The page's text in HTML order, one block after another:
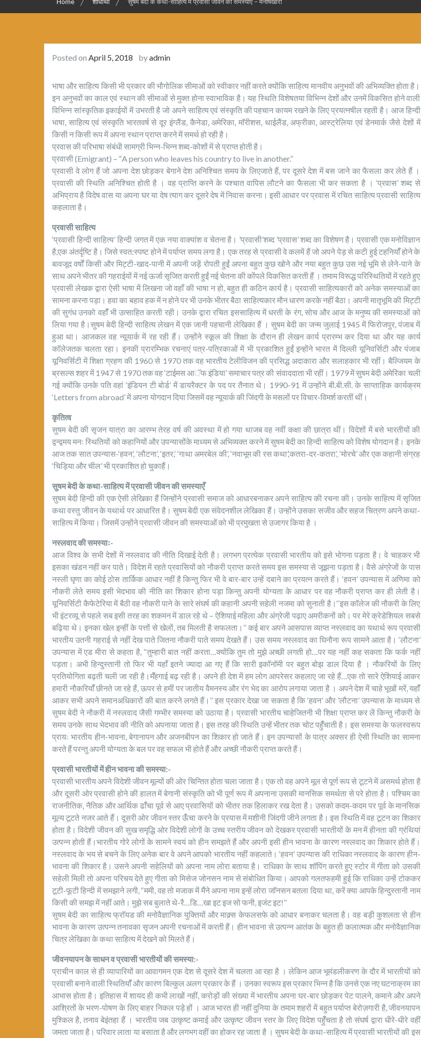
Home शोधार्थी सुषम बेदी के कथा-साहित्य में प्रवासी जीवन की समस्याएँ – मनीषखारी
Posted on April 5, 2018 byadmin
भाषा और साहित्य किसी भी प्रकार की भौगोलिक सीमाओं को स्वीकार नहीं करते क्योंकि साहित्य मानवीय अनुभवों की अभिव्यक्ति होता है।
इन अनुभवों का काल एवं स्थान की सीमाओं से मुक्त होना स्वाभाविक है। यह स्थिति विशेषतया विभिन्न देशों और उनमें विकसित होने वाली
विभिन्न सांस्कृतिक इकाईयों में उभरती है जो अपने साहित्य एवं संस्कृति की पहचान कायम रखने के लिए प्रयत्नषील रहती है। आज हिन्दी
भाषा, साहित्य एवं संस्कृति भारतवर्ष से दूर इंग्लैंड, कैनेडा, अमेरिका, माॅरीशस, थाईलैंड, अफ्रीका, आस्ट्रेलिया एवं डेनमार्क जैसे देशों में
किसी न किसी रूप में अपना स्थान प्राप्त करने में समर्थ हो रही है।
प्रवास की परिभाषा संबंधी सामग्री भिन्न-भिन्न शब्द-कोशों में से प्राप्त होती है।
प्रवासी (Emigrant) – “A person who leaves his country to live in another.”
प्रवासी वे लोग हैं जो अपना देश छोड़कर बेगाने देश अनिश्चित समय के लिएजाते हैं, पर दूसरे देश में बस जाने का फैसला कर लेते हैं ।
प्रवासी की स्थिति अनिश्चित होती है । वह प्राप्ति करने के पश्चात वापिस लौटने का फैसला भी कर सकता है । ‘प्रवास’ शब्द से
अभिप्राय है विदेष वास या अपना घर या देष त्याग कर दूसरे देष में निवास करना। इसी आधार पर प्रवास में रचित साहित्य प्रवासी साहित्य
कहलाता है।
प्रवासी साहित्य
‘प्रवासी हिन्दी साहित्य’ हिन्दी जगत में एक नया वाक्यांश व चेतना है। ’प्रवासी’शब्द ’प्रवास’ शब्द का विशेषण है। प्रवासी एक मनोविज्ञान
है,एक अंतर्दृष्टि है। जिसे स्वत:स्पष्ट होने में पर्याप्त समय लगा है। एक तरह से प्रवासी वे कलमें हैं जो अपने पेड़ से कटी हुई टहनियाॅँ होने के
बावजूद वर्षों किसी और मिट्टी-खाद-पानी में अपनी जड़ें रोपती हुईं अपना बहुत कुछ खोने और नया बहुत कुछ उस नई भूमि से लेने-पाने के
साथ अपने भीतर की गहराईयों में नई ऊर्जा सृजित करती हुईं नई चेतना की कोंपले विकसित करती हैं । तमाम विरूद्ध परिस्थितियों में रहते हुए
प्रवासी लेखक द्वारा ऐसी भाषा में लिखना जो वहाँ की भाषा न हो, बहुत ही कठिन कार्य है। प्रवासी साहित्यकारों को अनेक समस्याओं का
सामना करना पड़ा। हवा का बहाव हक में न होने पर भी उनके भीतर बैठा साहित्यकार मौन धारण करके नहीं बैठा। अपनी मातृभूमि की मिट्टी
की सुगंध उनको वहाॅँ भी उत्साहित करती रही। उनके द्वारा रचित इससाहित्य में धरती के रंग, सोच और आज के मनुष्य की समस्याओं को
लिया गया है।सुषम बेदी हिन्दी साहित्य लेखन में एक जानी पहचानी लेखिका हैं । सुषम बेदी का जन्म जुलाई 1945 में फिरोजपुर, पंजाब में
हुआ था। आजकल वह न्यूयार्क में रह रही हैं। उन्होंने स्कूल की शिक्षा के दौरान ही लेखन कार्य प्रारम्भ कर दिया था और यह कार्य
काॅलेजतक चलता रहा। इनकी प्रारम्भिक रचनाएं पत्र-पत्रिकाओं में भी प्रकाशित हुईं इन्होंने भारत में दिल्ली यूनिवर्सिटी और पंजाब
यूनिवर्सिटी में शिक्षा ग्रहण की 1960 से 1970 तक वह भारतीय टेलीविजन की प्रसिद्ध अदाकारा और सलाहकार भी रहीं। बैल्जियम के
ब्रसल्स शहर में 1947 से 1970 तक वह ‘टाईमस आॅफ इंडिया’ समाचार पत्र की संवाददाता भी रहीं। 1979 में सुषम बेदी अमेरिका चली
गई क्योंकि उनके पति वहां ‘इंडियन टी बोर्ड’ में डायरैक्टर के पद पर तैनात थे। 1990-91 में उन्होंने बी.बी.सी. के साप्ताहिक कार्यक्रम
‘Letters from abroad’ में अपना योगदान दिया जिसमें वह न्यूयार्क की जिंदगी के मसलों पर विचार-विमर्श करतीं थीं।
कृतित्व
सुषम बेदी की सृजन यात्रा का आरम्भ तेरह वर्ष की अवस्था में हो गया थाजब वह नवीं कक्षा की छात्रा थीं। विदेशों में बसे भारतीयों की
द्वन्द्वमय मनः स्थितियों को कहानियों और उपन्यासोंके माध्यम से अभिव्यक्त करने में सुषम बेदी का हिन्दी साहित्य को विशेष योगदान है। इनके
आज तक सात उपन्यास-‘हवन’, ‘लौटना’, ‘इतर,’ ‘गाथा अमरबेल की’, ‘नवाभूम की रस कथा’,‘कतरा-दर-कतरा’, ‘मोरचे’ और एक कहानी संग्रह
‘चिड़िया और चील’ भी प्रकाशित हो चुकाहैं।
सुषम बेदी के कथा-साहित्य में प्रवासी जीवन की समस्याएँ
सुषम बेदी हिन्दी की एक ऐसी लेखिका हैं जिन्होंने प्रवासी समाज को आधारबनाकर अपने साहित्य की रचना की। उनके साहित्य में सृजित
कथा वस्तु जीवन के यथार्थ पर आधारित है। सुषम बेदी एक संवेदनशील लेखिका हैं। उन्होंने उसका सजीव और सहज चित्रण अपने कथा-
साहित्य में किया। जिसमें उन्होंने प्रवासी जीवन की समस्याओं को भी प्रमुखता से उजागर किया है ।
नस्लवाद की समस्याः-
आज विश्व के सभी देशों में नस्लवाद की नीति दिखाई देती है। लगभग प्रत्येक प्रवासी भारतीय को इसे भोगना पड़ता है। वे चाहकर भी
इसका खंडन नहीं कर पाते। विदेश में रहते प्रवासियों को नौकरी प्राप्त करते समय इस समस्या से जूझना पड़ता है। वैसे अंग्रेजों के पास
नस्ली घृणा का कोई ठोस तार्किक आधार नहीं है किन्तु फिर भी वे बार-बार उन्हें दबाने का प्रयत्न करते हैं। ‘हवन’ उपन्यास में अणिमा को
नौकरी लेते समय इसी भेदभाव की नीति का शिकार होना पड़ा किन्तु अपनी योग्यता के आधार पर वह नौकरी प्राप्त कर ही लेती है।
यूनिवर्सिटी कैफेटेरिया में बैठी वह नौकरी पाने के सारे संघर्ष की कहानी अपनी सहेली नजमा को सुनाती है।‘‘इस काॅलेज की नौकरी के लिए
भी इंटरव्यू से पहले सब इसी तरह का शकमन में डाल रहे थे – ऐशियाई महिला और अंग्रेजी पढ़ाए अमरीकनों को। पर मेरे क्रेडेशियल सबसे
बढ़िया थे। इनका खेल इन्हीं के पत्तों से खेलों, तब मिलती है सफलता।’’ कई बार अपने आसपास व्याप्त नस्लवाद का यथार्थ रूप प्रवासी
भारतीय उतनी गहराई से नहीं देख पाते जितना नौकरी पाते समय देखते हैं। उस समय नस्लवाद का घिनौना रूप सामने आता है। ‘लौटना’
उपन्यास में एड मीरा से कहता है, ‘‘तुम्हारी बात नहीं करता…क्योंकि तुम तो मुझे अच्छी लगती हो…पर यह नहीं कह सकता कि फर्क नहीं
पड़ता। अभी हिन्दुस्तानी तो फिर भी यहाँ इतने ज्यादा आ गए हैं कि सारी इकाॅनाॅमी पर बहुत बोझ डाल दिया है । नौकरियों के लिए
प्रतियोगिता बढ़ती चली जा रही है।मॅँहगाई बढ़ रही है। अपने ही देश में हम लोग आपरेसर कहलाए जा रहे हैं…एक तो सारे ऐशियाई आकर
हमारी नौकरियाॅँ छीनते जा रहे हैं, ऊपर से हमीं पर जातीय वैमनस्य और रंग भेद का आरोप लगाया जाता है । अपने देश में चाहे भूखों मरें, यहाॅँ
आकर सभी अपने समानअधिकारों की बात करने लगते हैं।’’ इस प्रकार देखा जा सकता है कि ‘हवन’ और ’लौटना’ उपन्यास के माध्यम से
सुषम बेदी ने नौकरी में नस्लवाद जैसी गम्भीर समस्या को उठाया है। प्रवासी भारतीय चाहेजितनी भी शिक्षा प्राप्त कर लें किन्तु नौकरी के
समय उनके साथ भेदभाव की नीति को अपनाया जाता है। इस तरह की स्थिति उन्हें भीतर तक चोट पहुॅँचाती है। इस समस्या के फलस्वरूप
प्रायः भारतीय हीन-भावना, बेगानापन और अजनबीपन का शिकार हो जाते हैं। इन उपन्यासों के पात्र अक्सर ही ऐसी स्थिति का सामना
करते हैं परन्तु अपनी योग्यता के बल पर वह सफल भी होते हैं और अच्छी नौकरी प्राप्त करते हैं।
प्रवासी भारतीयों में हीन भावना की समस्या:-
प्रवासी भारतीय अपने विदेशी जीवन मूल्यों की ओर चिन्तित होता चला जाता है। एक तो वह अपने मूल से पूर्ण रूप से टूटने में असमर्थ होता है
और दूसरी ओर प्रवासी होने की हालत में बेगानी संस्कृति को भी पूर्ण रूप में अपनाना उसकी मानसिक समर्थता से परे होता है। पश्चिम का
राजनीतिक, नैतिक और आर्थिक ढांँचा पूर्व से आए प्रवासियों को भीतर तक हिलाकर रख देता है। उसको कदम-कदम पर पूर्व के मानसिक
मूल्य टूटते नजर आते हैं। दूसरी ओर जीवन स्तर ऊँंचा करने के प्रयास में मशीनी जिंदगी जीने लगता है। इस स्थिति में वह टूटन का शिकार
होता है। विदेशी जीवन की सुख समृद्धि ओर विदेशी लोगों के उच्च स्तरीय जीवन को देखकर प्रवासी भारतीयों के मन में हीनता की ग्रंथियां
उत्पन्न होती हैं।भारतीय गोरे लोगों के सामने स्वयं को हीन समझते हैं और अपनी इसी हीन भावना के कारण नस्लवाद का शिकार होते हैं।
नस्लवाद के भय से बचने के लिए अनेक बार वे अपने आपको भारतीय नहीं कहलाते। ‘हवन’ उपन्यास की राधिका नस्लवाद के कारण हीन-
भावना की शिकार है। उसने अपनी सहेलियों को अपना नाम लोरा बताया है। राधिका के साथ शाॅपिंग करते हुए स्टोर में गीता को उसकी
सहेली मिली तो अपना परिचय देते हुए गीता को मिसेज जोनसन नाम से संबोधित किया। आपको गलतफहमी हुई कि राधिका उन्हें टोककर
टूटी-फूटी हिन्दी में समझाने लगी, ‘‘ममी, वह तो मजाक में मैंने अपना नाम इन्हें लोरा जाॅनसन बतला दिया था, करें क्या आपके हिन्दुस्तानी नाम
किसी की समझ में नहीं आते। मुझे सब बुलाते थे-रै…डि…खा इट इज सो फनी, इजंट इट!’’
सुषम बेदी का साहित्य फ्राॅयड की मनोवैज्ञानिक युक्तियों और माक्र्स केफलसफे को आधार बनाकर चलता है। वह बड़ी कुशलता से हीन
भावना के कारण उत्पन्न तनावका सृजन अपनी रचनाओं में करती हैं। हीन भावना से उत्पन्न आतंक के बहुत ही कलात्मक और मनोवैज्ञानिक
चित्र लेखिका के कथा साहित्य में देखने को मिलते हैं।
जीवनयापन के साधन व प्रवासी भारतीयों की समस्या:-
प्राचीन काल से ही व्यापारियों का आवागमन एक देश से दूसरे देश में चलता आ रहा है । लेकिन आज भूमंडलीकरण के दौर में भारतीयों को
प्रवासी बनाने वाली स्थितियाॅँ और कारण बिल्कुल अलग प्रकार के हैं । उनका स्वरूप इस प्रकार भिन्न है कि उनसे एक नए घटनाक्रम का
आभास होता है। इतिहास में शायद ही कभी लाखों नहीं, करोड़ों की संख्या में भारतीय अपना घर-बार छोड़कर पेट पालने, कमाने और अपने
आश्रितों के भरण-पोषण के लिए बाहर निकल पड़े हों । आज भारत ही नहीं दुनिया के तमाम शहरों में बहुत पर्याप्त बेरोज़गारी है, जीवनयापन
मुश्किल है, तनाव बेइंतहा हैं । भारतीय जब उत्कृष्ट कमाई और उत्कृष्ट जीवन स्तर के लिए विदेश पहुॅँचता है तो संघर्ष द्वारा धीरे-धीरे वहीं
जमता जाता है। परिवार लाता या बसाता है और लगभग वहीं का होकर रह जाता है । सुषम बेदी के कथा-साहित्य में प्रवासी भारतीयों की इस